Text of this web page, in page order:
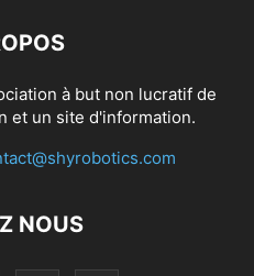
à but non lucratif de
et un site d'information.
NOUS